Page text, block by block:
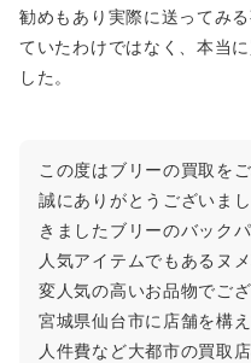
勧めもあり実際に送ってみ
ていたわけではなく、本当
した。
この度はブリーの買取を
誠にありがとうございま
きましたブリーのバック
人気アイテムでもあるヌ
変人気の高いお品物でご
宮城県仙台市に店舗を構
人件費など大都市の買取